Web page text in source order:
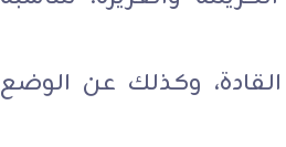
وكذلك عن الوضع